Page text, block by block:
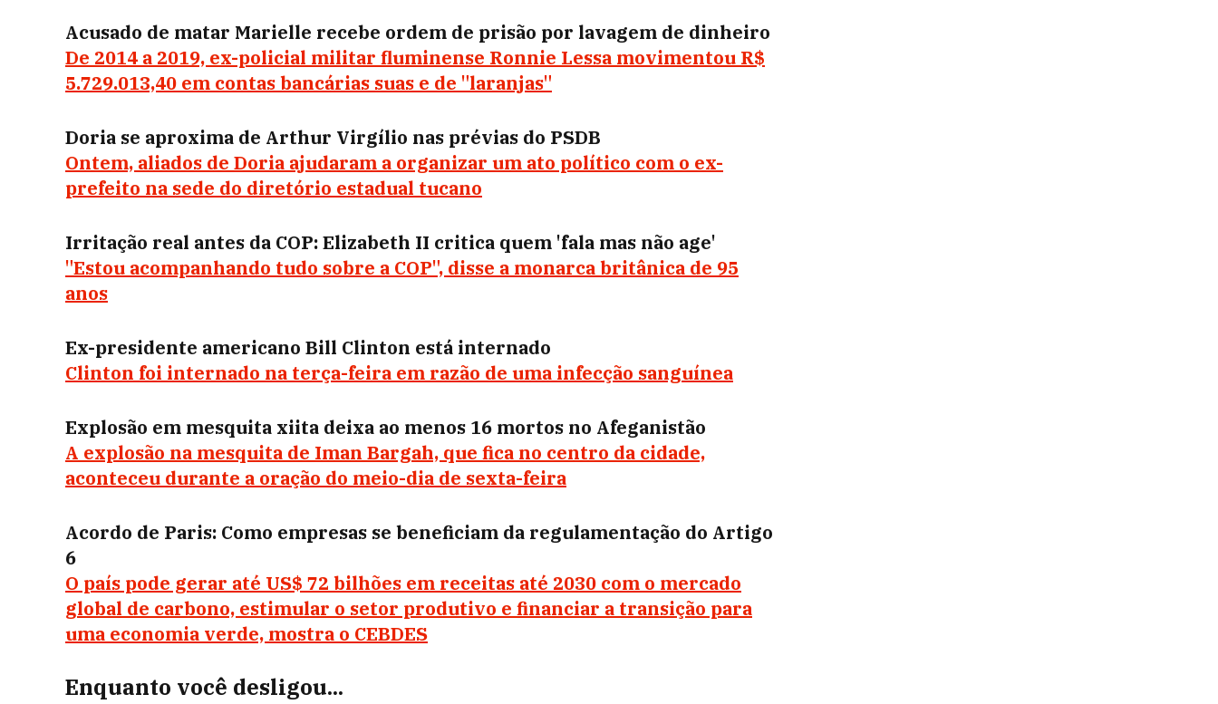
Acusado de matar Marielle recebe ordem de prisão por lavagem de dinheiro
De 2014 a 2019, ex-policial militar fluminense Ronnie Lessa movimentou R$
5.729.013,40 em contas bancárias suas e de "laranjas"
Doria se aproxima de Arthur Virgílio nas prévias do PSDB
Ontem, aliados de Doria ajudaram a organizar um ato político com o ex-
prefeito na sede do diretório estadual tucano
Irritação real antes da COP: Elizabeth II critica quem 'fala mas não age'
"Estou acompanhando tudo sobre a COP", disse a monarca britânica de 95
anos
Ex-presidente americano Bill Clinton está internado
Clinton foi internado na terça-feira em razão de uma infecção sanguínea
Explosão em mesquita xiita deixa ao menos 16 mortos no Afeganistão
A explosão na mesquita de Iman Bargah, que fica no centro da cidade,
aconteceu durante a oração do meio-dia de sexta-feira
Acordo de Paris: Como empresas se beneficiam da regulamentação do Artigo
6
O país pode gerar até US$ 72 bilhões em receitas até 2030 com o mercado
global de carbono, estimular o setor produtivo e financiar a transição para
uma economia verde, mostra o CEBDES
Enquanto você desligou...